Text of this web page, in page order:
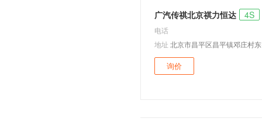
广汽传祺北京祺力恒达 4S
电话
地址 北京市昌平区昌平镇邓庄村
询价